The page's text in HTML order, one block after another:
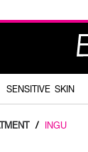
SENSITIVE SKIN
/ INGU